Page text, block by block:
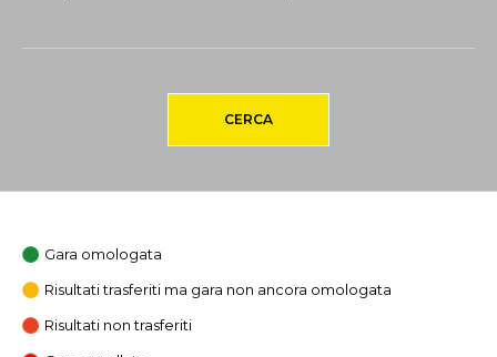
CERCA
Gara omologata
Risultati trasferiti ma gara non ancora omologata
Risultati non trasferiti